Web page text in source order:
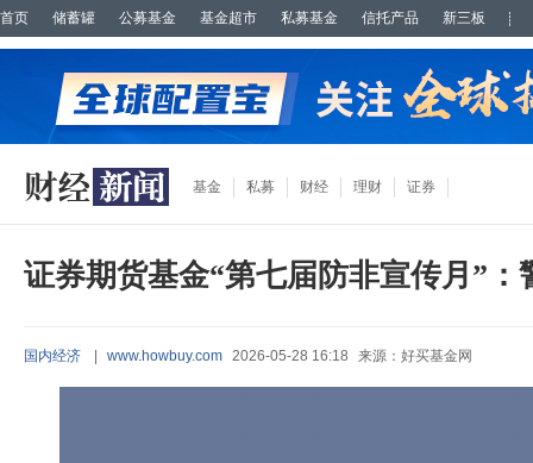
首页 储蓄罐 公募基金 基金超市 私募基金 信托产品 新三板
基金 私募 财经 理财 证券
证券期货基金“第七届防非宣传月”：
国内经济 www.howbuy.com 2026-05-28 16:18 来源：好买基金网